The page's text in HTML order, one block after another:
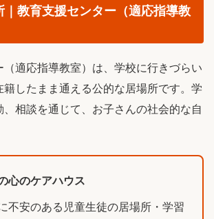
｜教育支援センター（適応指導教
適応指導教室）は、学校に行きづらい
したまま通える公的な居場所です。学
相談を通じて、お子さんの社会的な自
心のケアハウス
不安のある児童生徒の居場所・学習